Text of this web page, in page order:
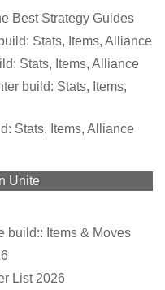
Best Strategy Guides
Stats, Items, Alliance
Stats, Items, Alliance
build: Stats, Items,
Stats, Items, Alliance
Unite
build:: Items & Moves
List 2026